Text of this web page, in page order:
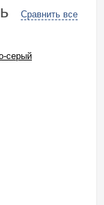
Сравнить все
серый